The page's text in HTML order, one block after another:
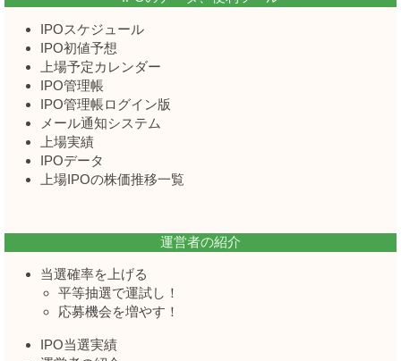
IPOスケジュール
IPO初値予想
上場予定カレンダー
IPO管理帳
IPO管理帳ログイン版
メール通知システム
上場実績
IPOデータ
上場IPOの株価推移一覧
運営者の紹介
当選確率を上げる
平等抽選で運試し！
応募機会を増やす！
IPO当選実績